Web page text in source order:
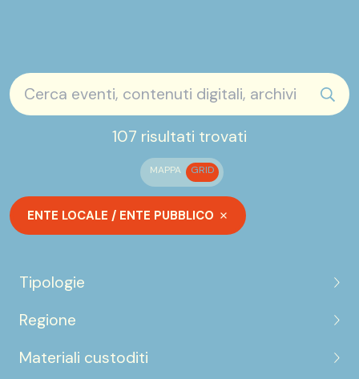
107 risultati trovati
MAPPA GRID
ENTE LOCALE / ENTE PUBBLICO
Tipologie
Regione
Materiali custoditi